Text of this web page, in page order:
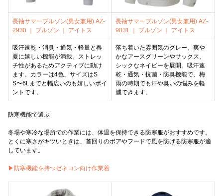
長袖サマーブルゾン(男女兼用) AZ-
2930 ｜ ブルゾン ｜ アイトス
長袖サマーブルゾン(男女兼用) AZ-
9031 ｜ ブルゾン ｜ アイトス
吸汗速乾・消臭・通気・軽量と春
夏に嬉しい機能が満載。ストレッ
チ性があるためアクティブに動け
ます。カラーは4色、サイズはS
S〜6Lまでと幅広いのも嬉しいポイ
ントです。
落ち着いた雰囲気のグレー、爽や
かなアースグリーンやサックス、
シックなネイビーを展開。吸汗速
乾・通気・抗菌・防臭機能で、梅
雨の時期でも汗や臭いの悩みを軽
減できます。
防寒機能で選ぶ
冬場や寒冷な場所での作業には、体温を保持できる防寒服がおすすめです。
とくに寒さがキツいときは、首回りのボアやフードで風を防げる防寒服が適
しています。
▶防寒機能を持つゼネコン向け作業着